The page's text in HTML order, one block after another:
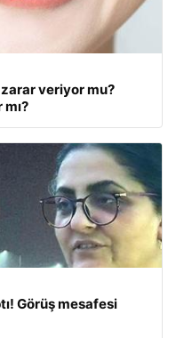
zarar veriyor mu?
Görüş mesafesi